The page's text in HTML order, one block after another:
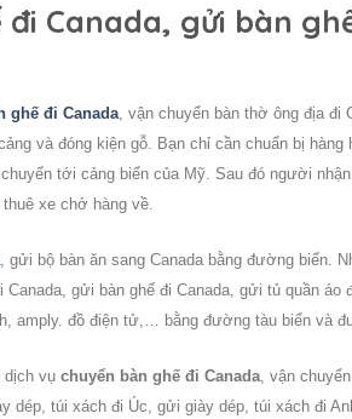
Canada, gửi bàn
ghế đi Canada , vận chuyển bàn thờ ông địa đi
và đóng kiện gỗ. Bạn chỉ cần chuẩn bị
tới cảng biển của Mỹ. Sau đó người
xe chở hàng về.
, gửi bộ bàn ăn sang Canada bằng đường biển.
Canada , gửi bàn ghế đi Canada , gửi tủ quần
amply. đồ điện tử,… bằng đường tàu biển và
dịch vụ chuyển bàn ghế đi Canada , vận
dép, túi xách đi Úc, gửi giày dép, túi xách đi